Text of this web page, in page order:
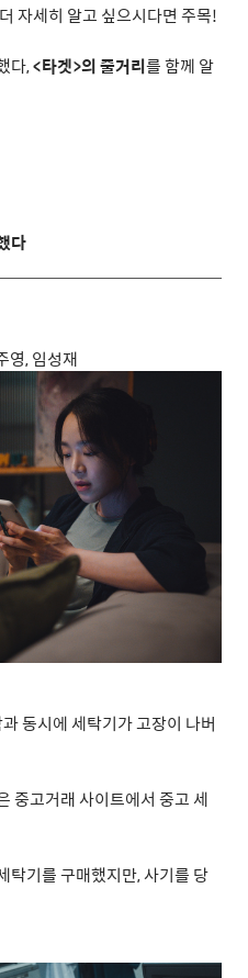
자세히 알고 싶으시다면 주목!
다,<타겟>의 줄거리를 함께 알
다
영,임성재
동시에 세탁기가 고장이 나버
중고거래 사이트에서 중고 세
탁기를 구매했지만,사기를 당